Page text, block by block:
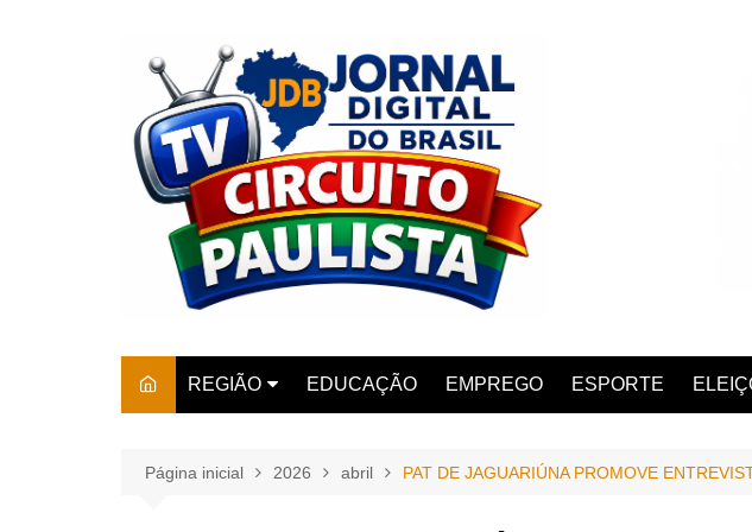
REGIÃO
AMPARO
EDUCAÇÃO EMPREGO ESPORTE
Página inicial 2026 abril PAT DE JAGUARIÚNA PROMOVE